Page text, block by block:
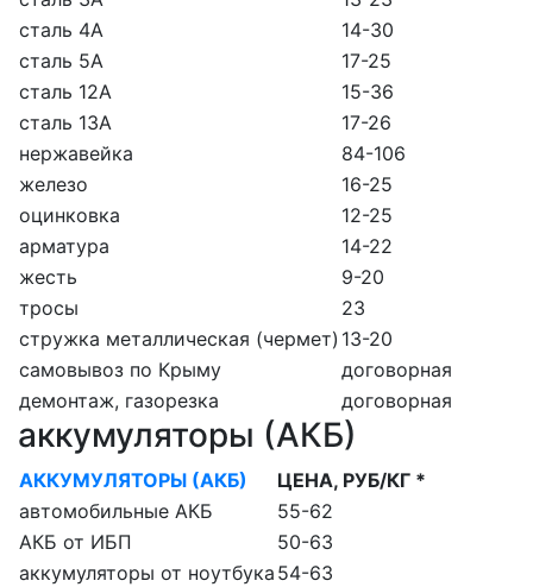
сталь 4А
14-30
сталь 5А
17-25
сталь 12А
15-36
сталь 13А
17-26
нержавейка
84-106
железо
16-25
оцинковка
12-25
арматура
14-22
жесть
9-20
тросы
23
стружка металлическая (чермет) 13-20
самовывоз по Крыму
договорная
демонтаж, газорезка
договорная
аккумуляторы (АКБ)
АККУМУЛЯТОРЫ (АКБ)
ЦЕНА, РУБ/КГ *
автомобильные АКБ
55-62
АКБ от ИБП
50-63
аккумуляторы от ноутбука 54-63